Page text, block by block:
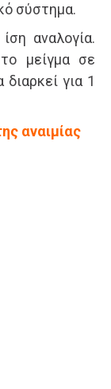
σύστημα.
αναλογία.
μείγμα σε
για 1
αναιμίας